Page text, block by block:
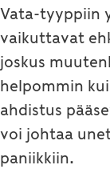
Vata-tyyppiin
vaikuttavat
joskus
helpommin
ahdistus
voi johtaa
paniikkiin.